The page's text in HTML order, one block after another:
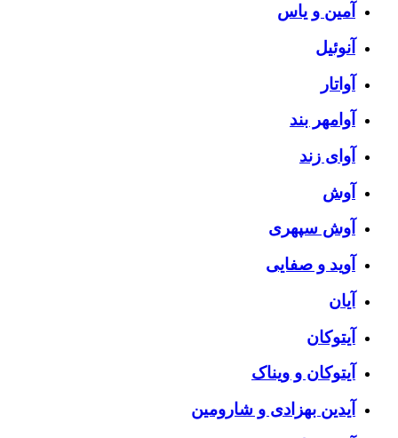
آمین و یاس
آنوئیل
آواتار
آوامهر بند
آوای زند
آوش
آوش سپهری
آوید و صفایی
آیان
آیتوکان
آیتوکان و ویناک
آیدین بهزادی و شارومین